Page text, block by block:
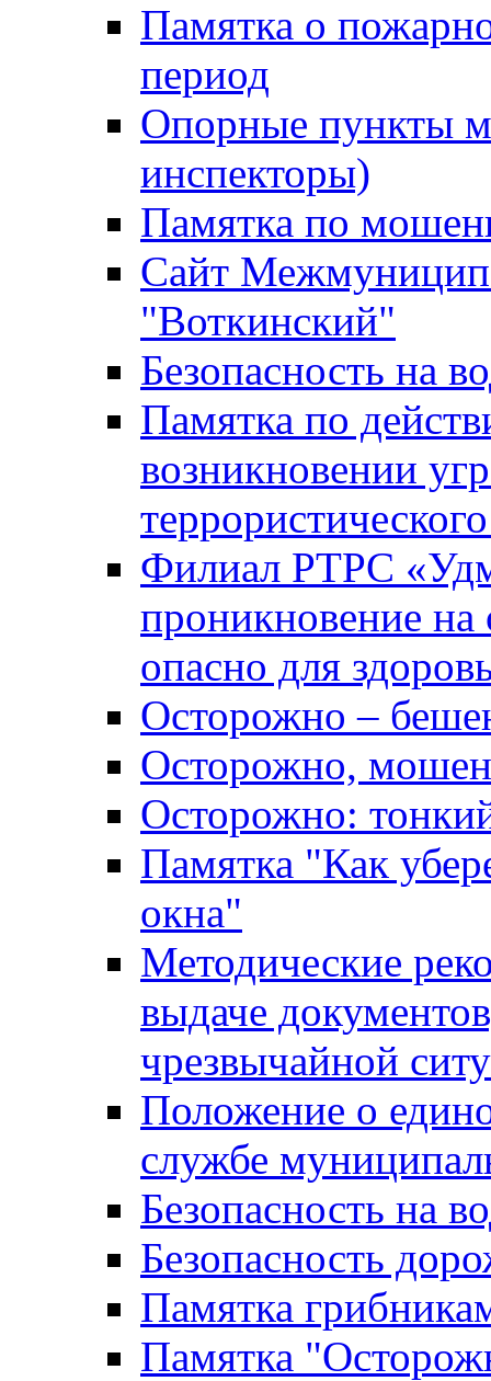
Памятка о
период
Опорные пункты
инспекторы)
Памятка по
Сайт
"Воткинский"
Безопасность на
Памятка по
возникновении
Филиал РТРС
проникновение на
опасно для
Осторожно –
Осторожно,
Осторожно:
Памятка "Как
окна"
Методические
выдаче
чрезвычайной
Положение о
службе
Безопасность на
Безопасность
Памятка
Памятка